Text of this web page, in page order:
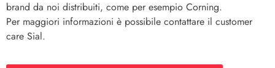
brand da noi distribuiti, come per esempio Corning.
Per maggiori informazioni è possibile contattare il customer
care Sial.